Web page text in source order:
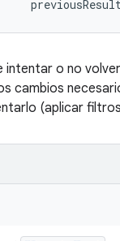
intentar o no
cambios
(aplicar